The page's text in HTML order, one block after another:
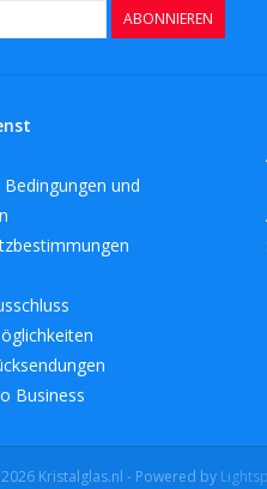
ABONNIEREN
und
Business
Kristalglas.nl - Powered by